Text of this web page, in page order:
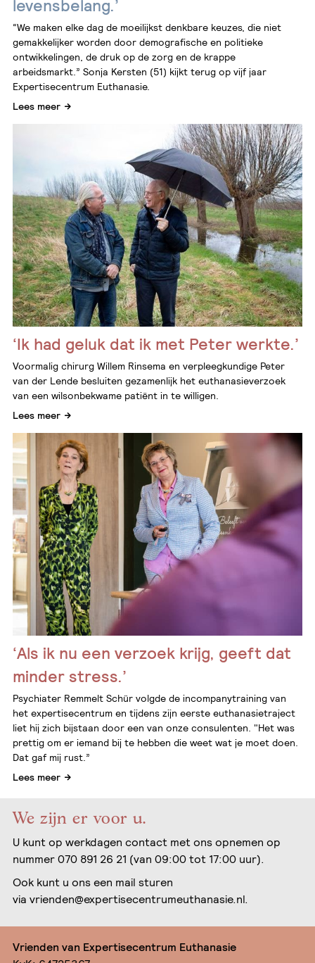
levensbelang.’
“We maken elke dag de moeilijkst denkbare keuzes, die niet
gemakkelijker worden door demografische en politieke
ontwikkelingen, de druk op de zorg en de krappe
arbeidsmarkt.” Sonja Kersten (51) kijkt terug op vijf jaar
Expertisecentrum Euthanasie.
Lees meer
‘Ik had geluk dat ik met Peter werkte.’
Voormalig chirurg Willem Rinsema en verpleegkundige Peter
van der Lende besluiten gezamenlijk het euthanasieverzoek
van een wilsonbekwame patiënt in te willigen.
Lees meer
‘Als ik nu een verzoek krijg, geeft dat
minder stress.’
Psychiater Remmelt Schür volgde de incompanytraining van
het expertisecentrum en tijdens zijn eerste euthanasietraject
liet hij zich bijstaan door een van onze consulenten. "Het was
prettig om er iemand bij te hebben die weet wat je moet doen.
Dat gaf mij rust.”
Lees meer
We zijn er voor u.
U kunt op werkdagen contact met ons opnemen op
nummer 070 891 26 21 (van 09:00 tot 17:00 uur).
Ook kunt u ons een mail sturen
via vrienden@expertisecentrumeuthanasie.nl.
Vrienden van Expertisecentrum Euthanasie